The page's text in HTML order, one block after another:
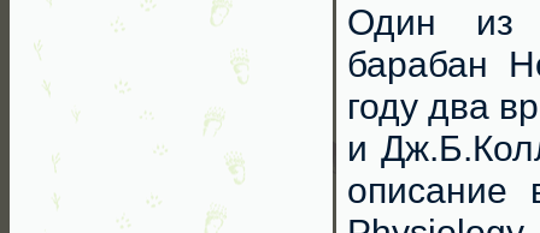
Один из
барабан
году два
и
описание